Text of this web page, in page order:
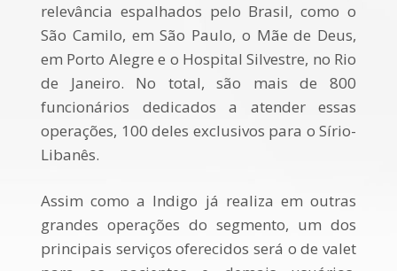
relevância espalhados pelo Brasil, como o
São Camilo, em São Paulo, o Mãe de Deus,
em Porto Alegre e o Hospital Silvestre, no Rio
de Janeiro. No total, são mais de 800
funcionários dedicados a atender essas
operações, 100 deles exclusivos para o Sírio-
Libanês.
Assim como a Indigo já realiza em outras
grandes operações do segmento, um dos
principais serviços oferecidos será o de valet